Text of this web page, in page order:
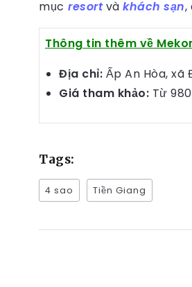
mục resortvà khách sạn,
Thông tin thêm về
Địa chỉ: Ấp An Hòa, xã
Giá tham khảo: Từ
Tags:
4 sao Tiền Giang